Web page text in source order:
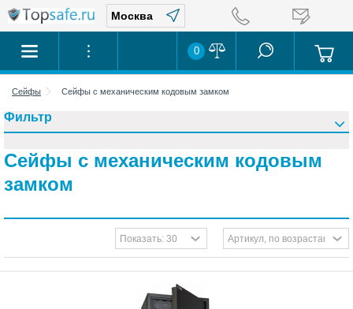
0
Сейфы Сейфы с механическим кодовым замком
Сейфы с механическим кодовым
замком
Фильтр